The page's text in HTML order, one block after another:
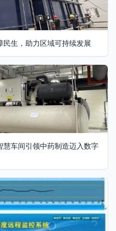
生，助力区域可持续发展
慧车间引领中药制造迈入数字